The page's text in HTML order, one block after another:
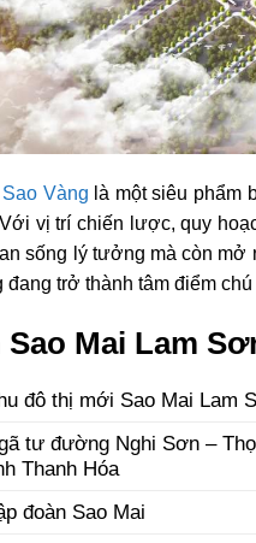
Vàng là một siêu phẩm
vị trí chiến lược, quy
sống lý tưởng mà còn
trở thành tâm điểm
Mai Lam
đô thị mới Sao Mai Lam
tư đường Nghi Sơn –
Thanh Hóa
đoàn Sao Mai